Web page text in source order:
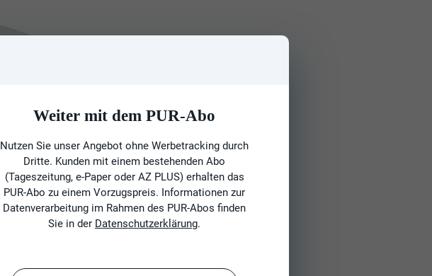
Weiter mit dem PUR-Abo
Nutzen Sie unser Angebot ohne Werbetracking durch
Dritte. Kunden mit einem bestehenden Abo
(Tageszeitung, e-Paper oder AZ PLUS) erhalten das
PUR-Abo zu einem Vorzugspreis. Informationen zur
Datenverarbeitung im Rahmen des PUR-Abos finden
Sie in der Datenschutzerklärung.